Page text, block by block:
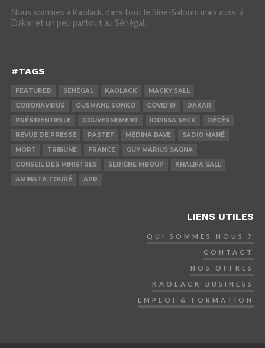
Nous sommes à Kaolack, dans tout le Sine-Saloum mais aussi à
Dakar et un peu partout au Sénégal.
#TAGS
FEATURED SÉNÉGAL KAOLACK
MACKY SALL
CORONAVIRUS
OUSMANE SONKO COVID 19
DAKAR
PRÉSIDENTIELLE
GOUVERNEMENT IDRISSA SECK
DÉCÈS
REVUE DE PRESSE
PASTEF MÉDINA BAYE
SADIO MANÉ
MORT
TRIBUNE FRANCE
GUY MARIUS SAGNA
CONSEIL DES MINISTRES
SERIGNE MBOUP
KHALIFA SALL
AMINATA TOURÉ
APR
LIENS UTILES
QUI SOMMES NOUS ?
CONTACT
NOS OFFRES
KAOLACK BUSINESS
EMPLOI & FORMATION